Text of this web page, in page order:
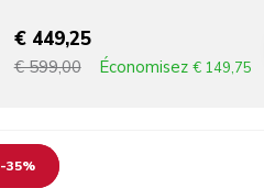
€ 449,25
€ 599,00 Économisez € 149,75
-35%